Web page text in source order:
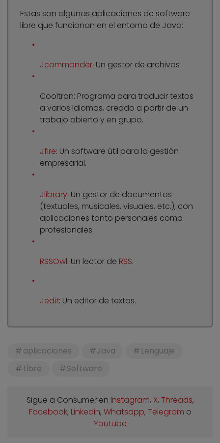
Estas son algunas aplicaciones de software
libre que funcionan en el entorno de Java:
Jcommander: Un gestor de archivos
Cooltran: Programa para traducir textos
a varios idiomas, creado a partir de un
trabajo abierto y en grupo.
Jfire: Un software útil para la gestión
empresarial.
Jlibrary: Un gestor de documentos
(textuales, musicales, visuales, etc.), con
aplicaciones tanto personales como
profesionales.
RSSOwl: Un lector de RSS.
Jedit: Un editor de textos.
aplicaciones Java
Lenguaje
Libre
Software
Sigue a Consumer en Instagram, X, Threads,
Facebook, Linkedin, Whatsapp, Telegram o
Youtube